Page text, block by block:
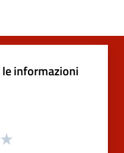
informazioni